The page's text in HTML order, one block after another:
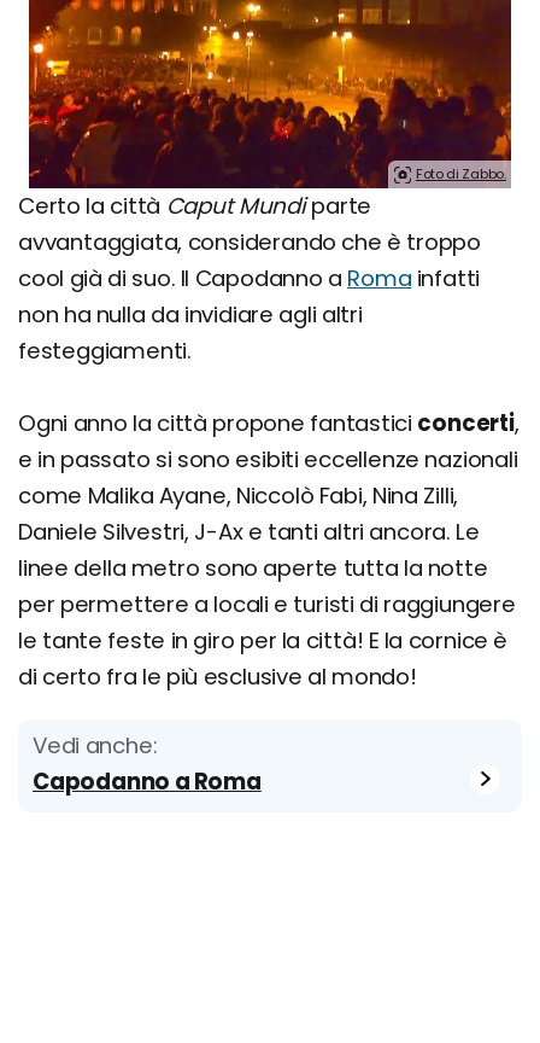
Foto di Zabbo.
Certo la città Caput Mundiparte
avvantaggiata, considerando che è troppo
cool già di suo. Il Capodanno a Roma infatti
non ha nulla da invidiare agli altri
festeggiamenti.
Ogni anno la città propone fantastici concerti,
e in passato si sono esibiti eccellenze nazionali
come Malika Ayane, Niccolò Fabi, Nina Zilli,
Daniele Silvestri, J-Ax e tanti altri ancora. Le
linee della metro sono aperte tutta la notte
per permettere a locali e turisti di raggiungere
le tante feste in giro per la città! E la cornice è
di certo fra le più esclusive al mondo!
Vedi anche:
Capodanno a Roma